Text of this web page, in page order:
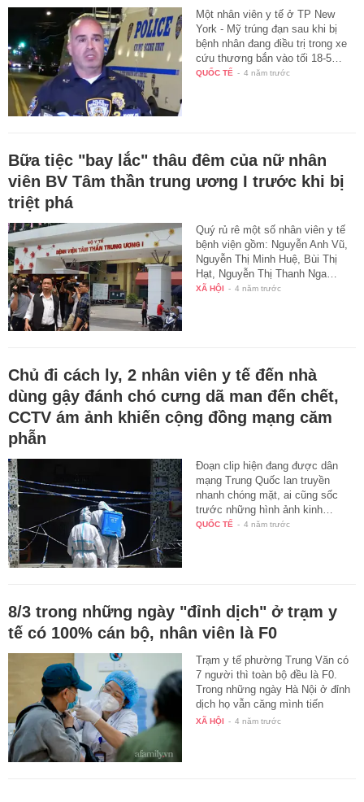
Một nhân viên y tế ở TP New
York - Mỹ trúng đạn sau khi bị
bệnh nhân đang điều trị trong xe
cứu thương bắn vào tối 18-5…
QUỐC TẾ - 4 năm trước
Bữa tiệc "bay lắc" thâu đêm của nữ nhân
viên BV Tâm thần trung ương I trước khi bị
triệt phá
Quý rủ rê một số nhân viên y tế
bệnh viện gồm: Nguyễn Anh Vũ,
Nguyễn Thị Minh Huệ, Bùi Thị
Hạt, Nguyễn Thị Thanh Nga…
XÃ HỘI - 4 năm trước
Chủ đi cách ly, 2 nhân viên y tế đến nhà
dùng gậy đánh chó cưng dã man đến chết,
CCTV ám ảnh khiến cộng đồng mạng căm
phẫn
Đoạn clip hiện đang được dân
mạng Trung Quốc lan truyền
nhanh chóng mặt, ai cũng sốc
trước những hình ảnh kinh…
QUỐC TẾ - 4 năm trước
8/3 trong những ngày "đỉnh dịch" ở trạm y
tế có 100% cán bộ, nhân viên là F0
Trạm y tế phường Trung Văn có
7 người thì toàn bộ đều là F0.
Trong những ngày Hà Nội ở đỉnh
dịch họ vẫn căng mình tiến
hành…
XÃ HỘI - 4 năm trước